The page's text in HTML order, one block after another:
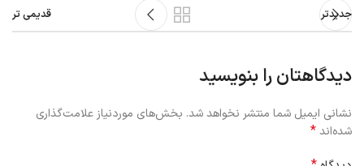
جدیدتر قدیمی تر
دیدگاهتان را بنویسید
نشانی ایمیل شما منتشر نخواهد شد. بخش‌های موردنیاز علامت‌گذاری
شده‌اند*